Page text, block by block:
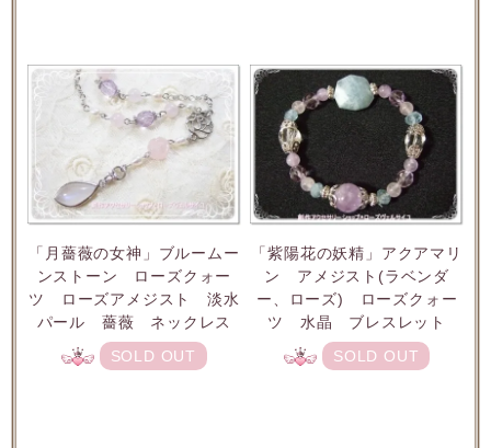
「月薔薇の女神」ブルームー
ンストーン ローズクォー
ツ ローズアメジスト 淡水
パール 薔薇 ネックレス
SOLD OUT
「紫陽花の妖精」アクアマリ
ン アメジスト(ラベンダ
ー、ローズ) ローズクォー
ツ 水晶 ブレスレット
SOLD OUT